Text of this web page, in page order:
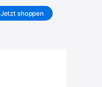
Jetzt shoppen